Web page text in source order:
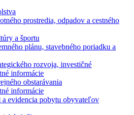
prostredia, odpadov a cestného
a športu
plánu, stavebného poriadku a
rozvoja, investičné
informácie
obstarávania
informácie
a evidencia pobytu obyvateľov